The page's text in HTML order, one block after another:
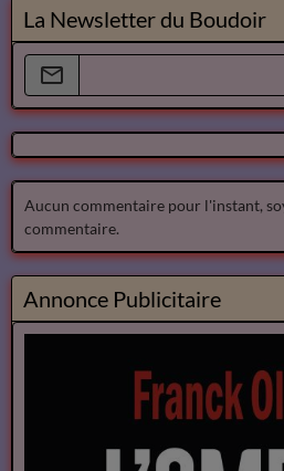
La Newsletter du Boudoir
Aucun commentaire pour l'instant,
commentaire.
Annonce Publicitaire